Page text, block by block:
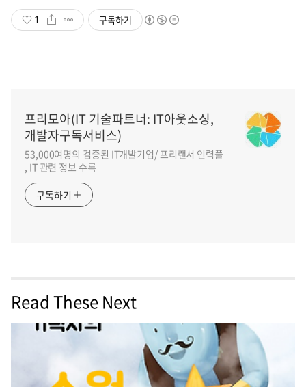
1 구독하기
프리모아(IT 기술파트너: IT아웃소싱,
개발자구독서비스)
53,000여명의 검증된 IT개발기업/ 프리랜서 인력풀
, IT 관련 정보 수록
구독하기
Read These Next